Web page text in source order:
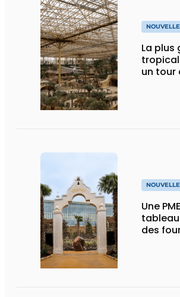
La plus
un tour
Une
tableau
des